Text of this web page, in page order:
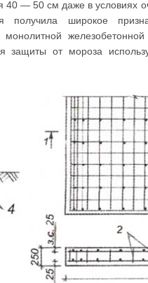
— 50 см даже в условиях
получила широкое
монолитной
от мороза